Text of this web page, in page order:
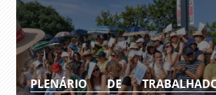
PLENÁRIO DE